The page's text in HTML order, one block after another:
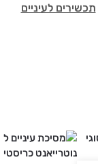
תכשירים לעיניים